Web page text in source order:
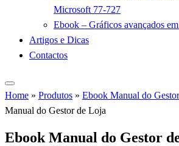
Microsoft 77-727
Ebook – Gráficos avançados
Artigos e Dicas
Contactos
Home » Produtos » Ebook Manual do
Manual do Gestor de Loja
Ebook Manual do Gestor